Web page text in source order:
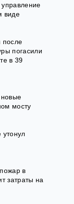
виде
после
погасили
в 39
новые
мосту
в
затраты на